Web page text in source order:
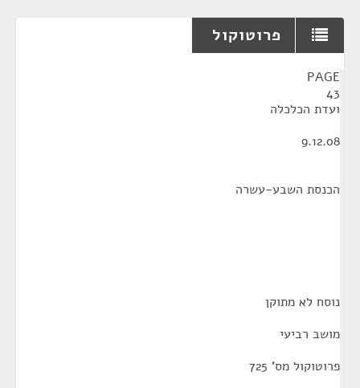
פרוטוקול
PAGE
43
ועדת הכלכלה
9.12.08
הכנסת השבע-עשרה
נוסח לא מתוקן
מושב רביעי
פרוטוקול מס' 725